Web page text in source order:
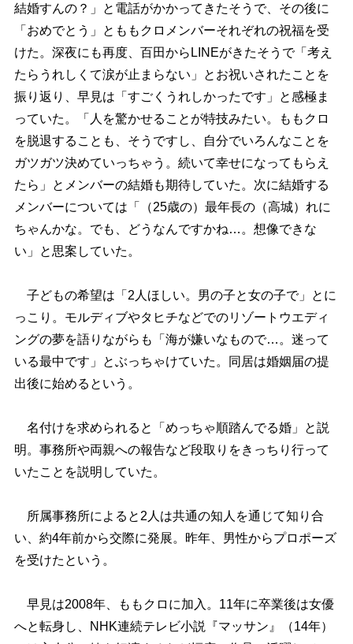
結婚すんの？」と電話がかかってきたそうで、その後に
「おめでとう」とももクロメンバーそれぞれの祝福を受
けた。深夜にも再度、百田からLINEがきたそうで「考え
たらうれしくて涙が止まらない」とお祝いされたことを
振り返り、早見は「すごくうれしかったです」と感極ま
っていた。「人を驚かせることが特技みたい。ももクロ
を脱退することも、そうですし、自分でいろんなことを
ガツガツ決めていっちゃう。続いて幸せになってもらえ
たら」とメンバーの結婚も期待していた。次に結婚する
メンバーについては「（25歳の）最年長の（高城）れに
ちゃんかな。でも、どうなんですかね…。想像できな
い」と思案していた。
子どもの希望は「2人ほしい。男の子と女の子で」とに
っこり。モルディブやタヒチなどでのリゾートウエディ
ングの夢を語りながらも「海が嫌いなもので…。迷って
いる最中です」とぶっちゃけていた。同居は婚姻届の提
出後に始めるという。
名付けを求められると「めっちゃ順踏んでる婚」と説
明。事務所や両親への報告など段取りをきっちり行って
いたことを説明していた。
所属事務所によると2人は共通の知人を通じて知り合
い、約4年前から交際に発展。昨年、男性からプロポーズ
を受けたという。
早見は2008年、ももクロに加入。11年に卒業後は女優
へと転身し、NHK連続テレビ小説『マッサン』（14年）